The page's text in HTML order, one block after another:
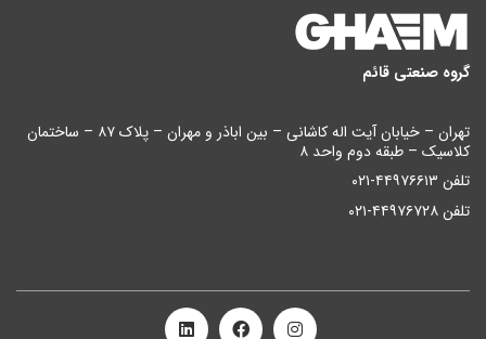
گروه صنعتی قائم
تهران – خیابان آیت اله کاشانی – بین اباذر و مهران – پلاک ۸۷ – ساختمان
کلاسیک – طبقه دوم واحد ۸
تلفن ۴۴۹۷۶۶۱۳-۰۲۱
تلفن ۴۴۹۷۶۷۲۸-۰۲۱